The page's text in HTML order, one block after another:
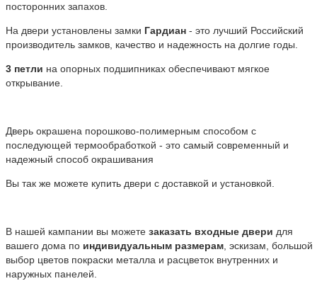
посторонних запахов.
На двери установлены замки Гардиан - это лучший Российский
производитель замков, качество и надежность на долгие годы.
3 петли на опорных подшипниках обеспечивают мягкое
открывание.
Дверь окрашена порошково-полимерным способом с
последующей термообработкой - это самый современный и
надежный способ окрашивания
Вы так же можете купить двери с доставкой и установкой.
В нашей кампании вы можете заказать входные двери для
вашего дома по индивидуальным размерам, эскизам, большой
выбор цветов покраски металла и расцветок внутренних и
наружных панелей.